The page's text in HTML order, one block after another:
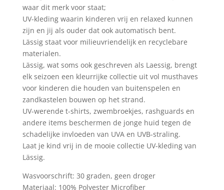
waar dit merk voor staat;
UV-kleding waarin kinderen vrij en relaxed kunnen
zijn en jij als ouder dat ook automatisch bent.
Lässig staat voor milieuvriendelijk en recyclebare
materialen.
Lässig, wat soms ook geschreven als Laessig, brengt
elk seizoen een kleurrijke collectie uit vol musthaves
voor kinderen die houden van buitenspelen en
zandkastelen bouwen op het strand.
UV-werende t-shirts, zwembroekjes, rashguards en
andere items beschermen de jonge huid tegen de
schadelijke invloeden van UVA en UVB-straling.
Laat je kind vrij in de mooie collectie UV-kleding van
Lässig.
Wasvoorschrift: 30 graden, geen droger
Materiaal: 100% Polyester Microfiber